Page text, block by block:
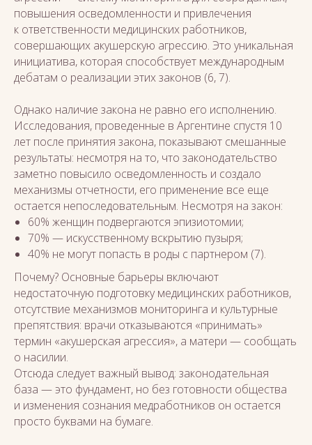
повышения осведомленности и привлечения
к ответственности медицинских работников,
совершающих акушерскую агрессию. Это уникальная
инициатива, которая способствует международным
дебатам о реализации этих законов (6, 7).
Однако наличие закона не равно его исполнению.
Исследования, проведенные в Аргентине спустя 10
лет после принятия закона, показывают смешанные
результаты: несмотря на то, что законодательство
заметно повысило осведомленность и создало
механизмы отчетности, его применение все еще
остается непоследовательным. Несмотря на закон:
60% женщин подвергаются эпизиотомии;
70% — искусственному вскрытию пузыря;
40% не могут попасть в роды с партнером (7).
Почему? Основные барьеры включают
недостаточную подготовку медицинских работников,
отсутствие механизмов мониторинга и культурные
препятствия: врачи отказываются «принимать»
термин «акушерская агрессия», а матери — сообщать
о насилии.
Отсюда следует важный вывод: законодательная
база — это фундамент, но без готовности общества
и изменения сознания медработников он остается
просто буквами на бумаге.